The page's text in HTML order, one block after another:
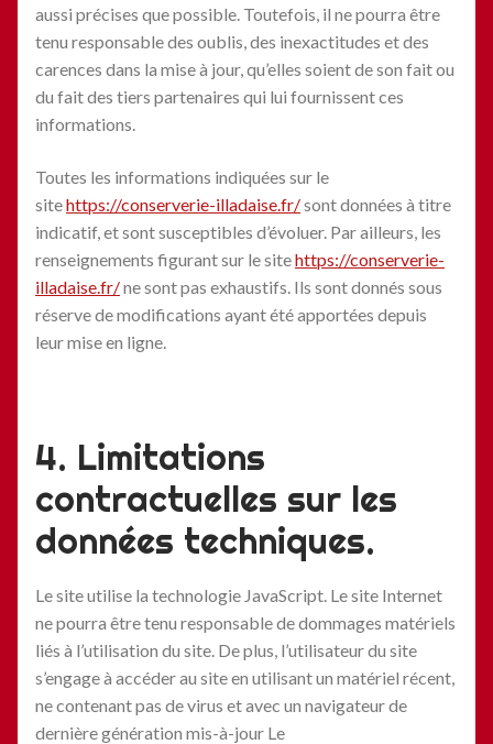
aussi précises que possible. Toutefois, il ne pourra être
tenu responsable des oublis, des inexactitudes et des
carences dans la mise à jour, qu’elles soient de son fait ou
du fait des tiers partenaires qui lui fournissent ces
informations.
Toutes les informations indiquées sur le
sitehttps://conserverie-illadaise.fr/sont données à titre
indicatif, et sont susceptibles d’évoluer. Par ailleurs, les
renseignements figurant sur le sitehttps://conserverie-
illadaise.fr/ne sont pas exhaustifs. Ils sont donnés sous
réserve de modifications ayant été apportées depuis
leur mise en ligne.
4. Limitations
contractuelles sur les
données techniques.
Le site utilise la technologie JavaScript. Le site Internet
ne pourra être tenu responsable de dommages matériels
liés à l’utilisation du site. De plus, l’utilisateur du site
s’engage à accéder au site en utilisant un matériel récent,
ne contenant pas de virus et avec un navigateur de
dernière génération mis-à-jour Le